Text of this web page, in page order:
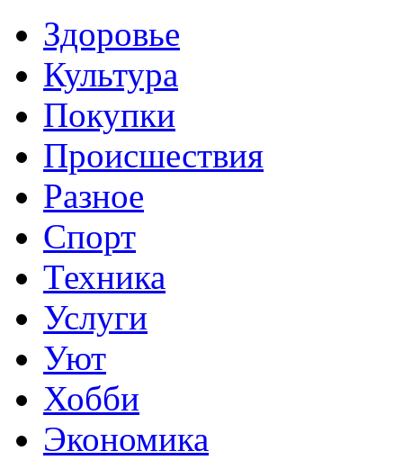
Здоровье
Культура
Покупки
Происшествия
Разное
Спорт
Техника
Услуги
Уют
Хобби
Экономика